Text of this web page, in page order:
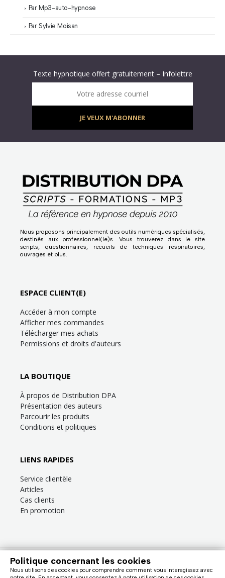
Par Mp3-auto-hypnose
Par Sylvie Moisan
Texte hypnotique offert gratuitement – Infolettre
Infolettre : obtenez un MP3 d’hypnose gratuit !
Votre adresse courriel
JE VEUX M'ABONNER
Nous proposons principalement des outils numériques spécialisés,
destinés aux professionnel(le)s. Vous trouverez dans le site
scripts, questionnaires, recueils de techniques respiratoires,
ouvrages et plus.
ESPACE CLIENT(E)
Accéder à mon compte
Afficher mes commandes
Télécharger mes achats
Permissions et droits d'auteurs
LA BOUTIQUE
À propos de Distribution DPA
Présentation des auteurs
Parcourir les produits
Conditions et politiques
LIENS RAPIDES
Service clientèle
Articles
Cas clients
En promotion
Besoin d’aide?Consultez laFAQ ou la section
Politique concernant les cookies
Nous utilisons des cookies pour comprendre comment vous interagissez avec